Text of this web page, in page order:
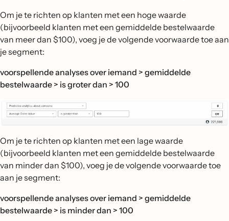
Om je te richten op klanten met een hoge waarde
(bijvoorbeeld klanten met een gemiddelde bestelwaarde
van meer dan $100), voeg je de volgende voorwaarde toe aan
je segment:
voorspellende analyses over iemand > gemiddelde
bestelwaarde > is groter dan > 100
Om je te richten op klanten met een lage waarde
(bijvoorbeeld klanten met een gemiddelde bestelwaarde
van minder dan $100), voeg je de volgende voorwaarde toe
aan je segment:
voorspellende analyses over iemand > gemiddelde
bestelwaarde > is minder dan > 100